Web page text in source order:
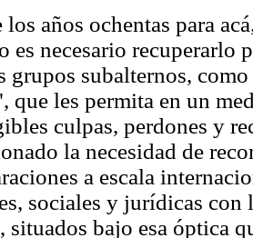
los años ochentas para
es necesario recuperarlo
grupos subalternos,
que les permita en un
culpas, perdones y
la necesidad de
a escala
sociales y jurídicas
situados bajo esa óptica